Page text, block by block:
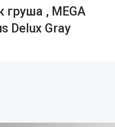
груша , MEGA
Delux Gray